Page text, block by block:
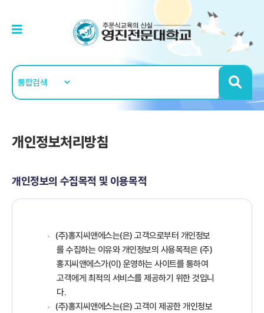
개인정보처리방침
개인정보의 수집목적 및 이용목적
(주)홍지씨앤에스는(은) 고객으로부터 개인정보
를 수집하는 이유와 개인정보의 사용목적은 (주)
홍지씨앤에스가(이) 운영하는 사이트를 통하여
고객에게 최적의 서비스를 제공하기 위한 것입니
다.
(주)홍지씨앤에스는(은) 고객이 제공한 개인정보